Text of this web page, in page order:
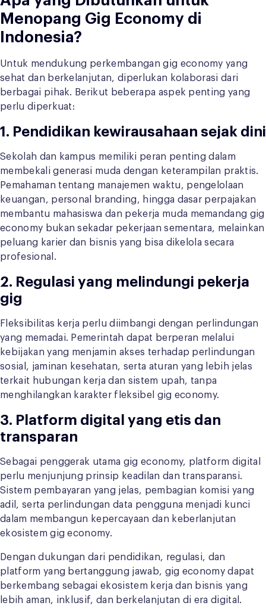
Menopang Gig Economy di
Indonesia?
Untuk mendukung perkembangan gig economy yang
sehat dan berkelanjutan, diperlukan kolaborasi dari
berbagai pihak. Berikut beberapa aspek penting yang
perlu diperkuat:
1. Pendidikan kewirausahaan sejak dini
Sekolah dan kampus memiliki peran penting dalam
membekali generasi muda dengan keterampilan praktis.
Pemahaman tentang manajemen waktu, pengelolaan
keuangan, personal branding, hingga dasar perpajakan
membantu mahasiswa dan pekerja muda memandang gig
economy bukan sekadar pekerjaan sementara, melainkan
peluang karier dan bisnis yang bisa dikelola secara
profesional.
2. Regulasi yang melindungi pekerja
gig
Fleksibilitas kerja perlu diimbangi dengan perlindungan
yang memadai. Pemerintah dapat berperan melalui
kebijakan yang menjamin akses terhadap perlindungan
sosial, jaminan kesehatan, serta aturan yang lebih jelas
terkait hubungan kerja dan sistem upah, tanpa
menghilangkan karakter fleksibel gig economy.
3. Platform digital yang etis dan
transparan
Sebagai penggerak utama gig economy, platform digital
perlu menjunjung prinsip keadilan dan transparansi.
Sistem pembayaran yang jelas, pembagian komisi yang
adil, serta perlindungan data pengguna menjadi kunci
dalam membangun kepercayaan dan keberlanjutan
ekosistem gig economy.
Dengan dukungan dari pendidikan, regulasi, dan
platform yang bertanggung jawab, gig economy dapat
berkembang sebagai ekosistem kerja dan bisnis yang
lebih aman, inklusif, dan berkelanjutan di era digital.